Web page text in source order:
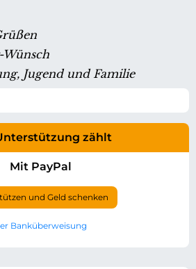
Jugend und Familie
zählt
Mit PayPal
und Geld schenken
Banküberweisung